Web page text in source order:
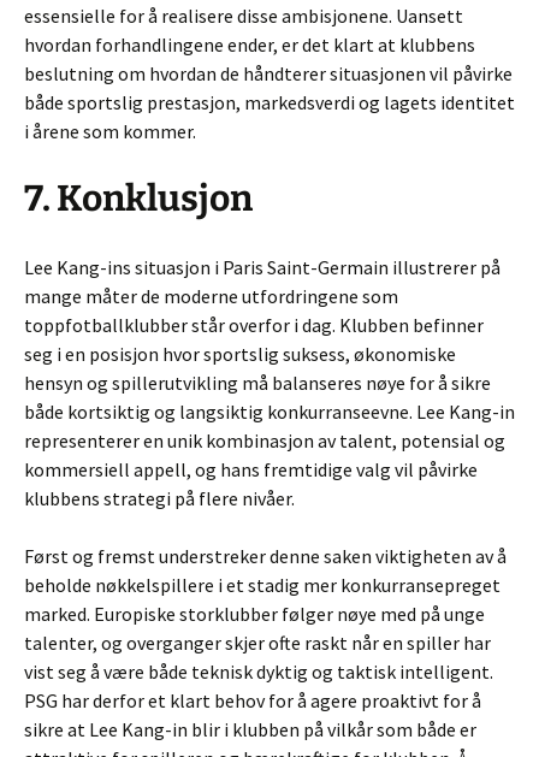
essensielle for å realisere disse ambisjonene. Uansett
hvordan forhandlingene ender, er det klart at klubbens
beslutning om hvordan de håndterer situasjonen vil påvirke
både sportslig prestasjon, markedsverdi og lagets identitet
i årene som kommer.
7. Konklusjon
Lee Kang-ins situasjon i Paris Saint-Germain illustrerer på
mange måter de moderne utfordringene som
toppfotballklubber står overfor i dag. Klubben befinner
seg i en posisjon hvor sportslig suksess, økonomiske
hensyn og spillerutvikling må balanseres nøye for å sikre
både kortsiktig og langsiktig konkurranseevne. Lee Kang-in
representerer en unik kombinasjon av talent, potensial og
kommersiell appell, og hans fremtidige valg vil påvirke
klubbens strategi på flere nivåer.
Først og fremst understreker denne saken viktigheten av å
beholde nøkkelspillere i et stadig mer konkurransepreget
marked. Europiske storklubber følger nøye med på unge
talenter, og overganger skjer ofte raskt når en spiller har
vist seg å være både teknisk dyktig og taktisk intelligent.
PSG har derfor et klart behov for å agere proaktivt for å
sikre at Lee Kang-in blir i klubben på vilkår som både er